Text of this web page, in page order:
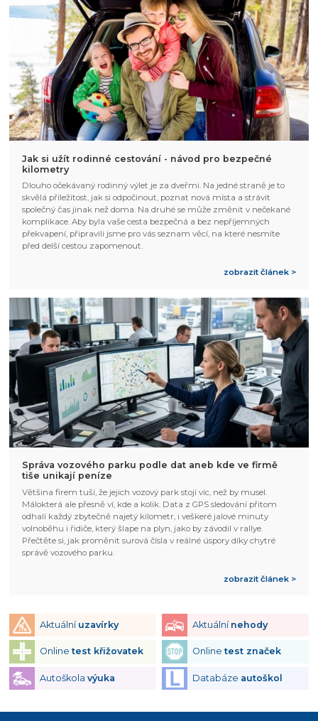
Jak si užít rodinné cestování - návod pro bezpečné
kilometry
Dlouho očekávaný rodinný výlet je za dveřmi. Na jedné straně je to
skvělá příležitost, jak si odpočinout, poznat nová místa a strávit
společný čas jinak než doma. Na druhé se může změnit v nečekané
komplikace. Aby byla vaše cesta bezpečná a bez nepříjemných
překvapení, připravili jsme pro vás seznam věcí, na které nesmíte
před delší cestou zapomenout.
zobrazit článek >
Správa vozového parku podle dat aneb kde ve firmě
tiše unikají peníze
Většina firem tuší, že jejich vozový park stojí víc, než by musel.
Málokterá ale přesně ví, kde a kolik. Data z GPS sledování přitom
odhalí každý zbytečně najetý kilometr, i veškeré jalové minuty
volnoběhu i řidiče, který šlape na plyn, jako by závodil v rallye.
Přečtěte si, jak proměnit surová čísla v reálné úspory díky chytré
správě vozového parku.
zobrazit článek >
Aktuální uzavírky Aktuální nehody
Onlinetest křižovatek Onlinetest značek
Autoškola výuka Databáze autoškol